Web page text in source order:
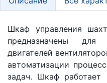
Шкаф управления
предназначены
двигателей
автоматизации
задач. Шкаф работает